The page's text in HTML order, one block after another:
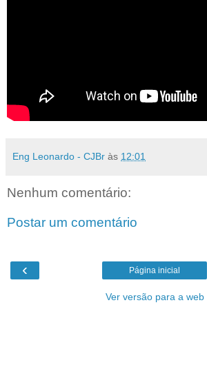
Eng Leonardo - CJBr às 12:01
Nenhum comentário:
Postar um comentário
‹ Página inicial
Ver versão para a web